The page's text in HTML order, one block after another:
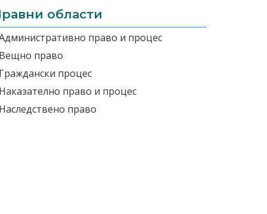
области
право и процес
право
процес
право и процес
право